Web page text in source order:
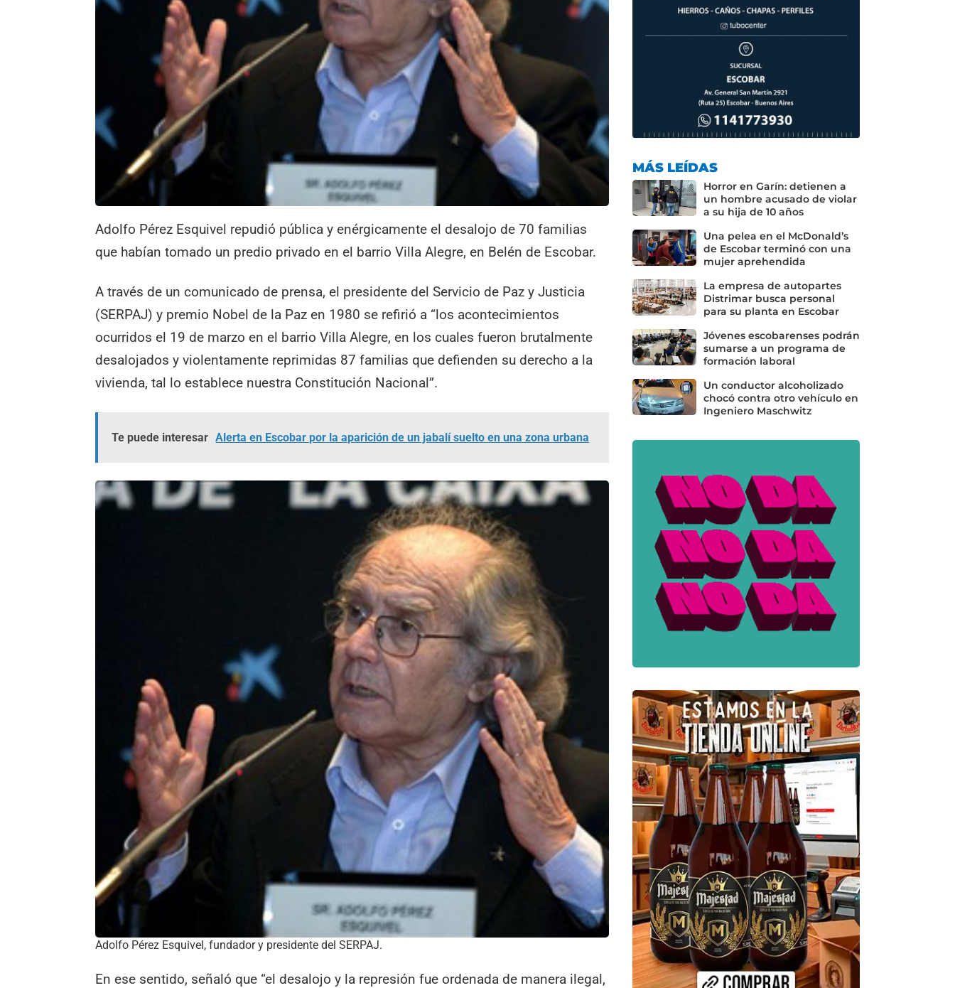
Adolfo Pérez Esquivel repudió pública y enérgicamente el desalojo de 70 familias
que habían tomado un predio privado en el barrio Villa Alegre, en Belén de Escobar.
A través de un comunicado de prensa, el presidente del Servicio de Paz y Justicia
(SERPAJ) y premio Nobel de la Paz en 1980 se refirió a “los acontecimientos
ocurridos el 19 de marzo en el barrio Villa Alegre, en los cuales fueron brutalmente
desalojados y violentamente reprimidas 87 familias que defienden su derecho a la
vivienda, tal lo establece nuestra Constitución Nacional”.
Te puede interesar Alerta en Escobar por la aparición de un jabalí suelto en una zona urbana
Adolfo Pérez Esquivel, fundador y presidente del SERPAJ.
En ese sentido, señaló que “el desalojo y la represión fue ordenada de manera ilegal,
MÁS LEÍDAS
Horror en Garín: detienen a
un hombre acusado de violar
a su hija de 10 años
Una pelea en el McDonald’s
de Escobar terminó con una
mujer aprehendida
La empresa de autopartes
Distrimar busca personal
para su planta en Escobar
Jóvenes escobarenses podrán
sumarse a un programa de
formación laboral
Un conductor alcoholizado
chocó contra otro vehículo en
Ingeniero Maschwitz